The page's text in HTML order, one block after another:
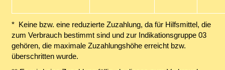
* Keine bzw. eine reduzierte Zuzahlung, da für Hilfsmittel, die
zum Verbrauch bestimmt sind und zur Indikationsgruppe 03
gehören, die maximale Zuzahlungshöhe erreicht bzw.
überschritten wurde.